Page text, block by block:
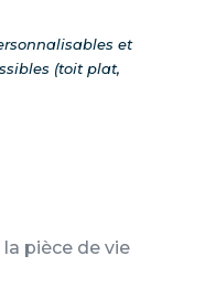
et
(toit plat,
pièce de vie